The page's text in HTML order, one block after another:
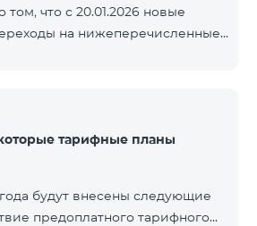
и полностью
местного вещания.
что с 20.01.2026 новые
на нижеперечисленные
тарифные планы
будут внесены следующие
предоплатного тарифного